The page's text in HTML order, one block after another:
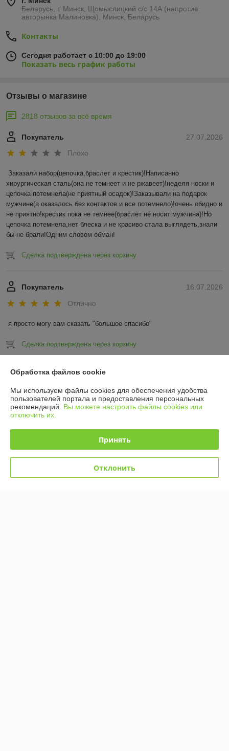
Беларусь, г. Минск, Щомыслицкий с/с 14А (напротив
авторынка Малиновка), Минск, Беларусь
Контакты
Сегодня работает с 10:00 до 19:00
Показать весь график работы
Отзывы о магазине
2818 отзывов за всё время
27.07.2026
Покупатель
Плохо
Заказали набор(цепочка,браслет и крестик)!Написанно
хирургическая сталь(она не темнеет и не ржавеет)!неделя носки и
цепочка потемнела(не приятный осадок)!Заказывали на подарок
мужчине(а оказалось без контактов и все потемнело)!очень обидно и
не приятно!крестик пока не темнее(браслет не носит мужчина)!Но
цепочка потемнела,нет блеска и не красиво стала выглядеть,знали
бы-не брали!Одним словом обман!
Сделка подтверждена через корзину
16.07.2026
Покупатель
Отлично
я просто могу вам сказать "большое спасибо"
Сделка подтверждена через корзину
Показать все отзывы
О нас
Контакты
Доставка и оплата
График работы
Обработка файлов cookie
Мы используем файлы cookies для обеспечения удобства
пользователей портала и предоставления персональных
рекомендаций. Вы можете настроить файлы cookies или
отключить их.
Принять
Отклонить